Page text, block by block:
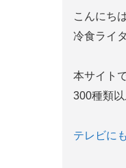
こんにち
冷食ライ
本サイト
300種類以
テレビに